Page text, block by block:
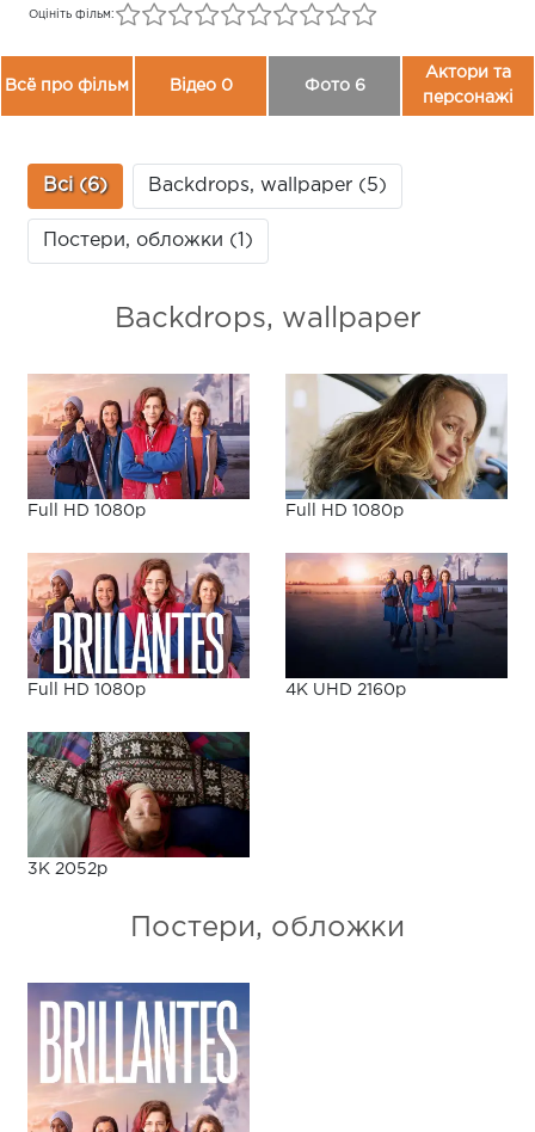
Оцініть фільм:
Всё про фільм Відео 0 Фото 6
Актори та
персонажі
Всі (6) Backdrops, wallpaper (5)
Постери, обложки (1)
Backdrops, wallpaper
Full HD 1080p Full HD 1080p
Full HD 1080p 4K UHD 2160p
3K 2052p
Постери, обложки